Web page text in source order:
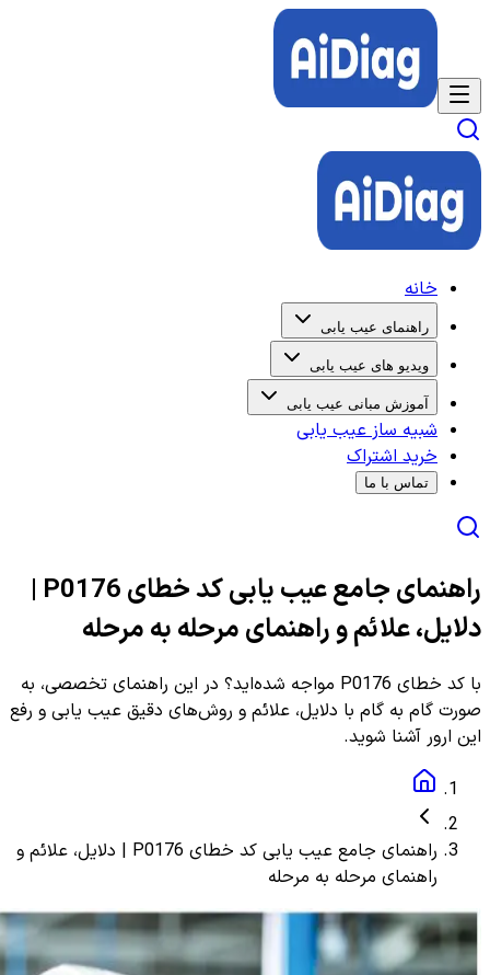
خانه
راهنمای عیب یابی
ویدیو های عیب یابی
آموزش مبانی عیب یابی
شبیه ساز عیب یابی
خرید اشتراک
تماس با ما
راهنمای جامع عیب یابی کد خطای P0176 |
دلایل، علائم و راهنمای مرحله به مرحله
با کد خطای P0176 مواجه شده‌اید؟ در این راهنمای تخصصی، به
صورت گام به گام با دلایل، علائم و روش‌های دقیق عیب یابی و رفع
این ارور آشنا شوید.
راهنمای جامع عیب یابی کد خطای P0176 | دلایل، علائم و
راهنمای مرحله به مرحله